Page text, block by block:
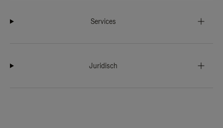
Services
Juridisch